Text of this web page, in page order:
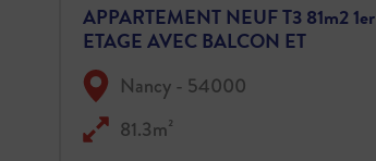
APPARTEMENT NEUF T3 81m2 1er
ETAGE AVEC BALCON ET
PARKING
Nancy - 54000
81.3m²